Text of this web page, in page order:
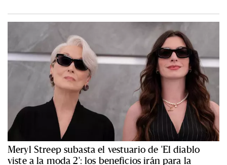
Meryl Streep subasta el vestuario de 'El diablo
viste a la moda 2': los beneficios irán para la